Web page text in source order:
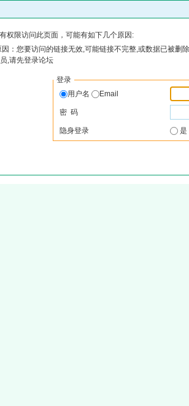
权限访问此页面，可能有如下几个原因:
：您要访问的链接无效,可能链接不完整,或数据已被删
,请先登录论坛
登录
用户名
Email
密 码
隐身登录